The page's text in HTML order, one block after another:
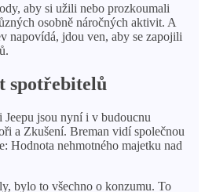
aby si užili nebo prozkoumali
osobně náročných aktivit. A
napovídá, jdou ven, aby se zapojili
spotřebitelů
jsou nyní i v budoucnu
a Zkušení. Breman vidí společnou
Hodnota nehmotného majetku nad
bylo to všechno o konzumu. To